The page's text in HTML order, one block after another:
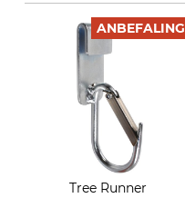
ANBEFALING
Tree Runner